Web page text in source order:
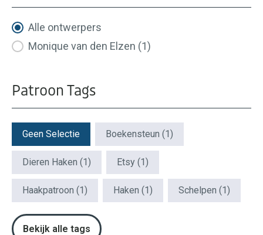
Ontwerpers
Alle ontwerpers
Monique van den Elzen (1)
Patroon Tags
Patroon Tags
Geen Selectie Boekensteun (1)
Dieren Haken (1) Etsy (1)
Haakpatroon (1) Haken (1) Schelpen (1)
Bekijk alle tags